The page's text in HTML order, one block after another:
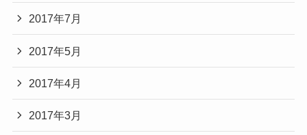
2017年7月
2017年5月
2017年4月
2017年3月